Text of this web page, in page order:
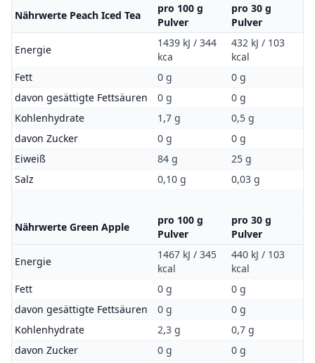
Nährwerte Peach Iced Tea
pro 100 g
Pulver
pro 30 g
Pulver
Energie
1439 kJ / 344
kca
432 kJ / 103
kcal
Fett
0 g
0 g
davon gesättigte Fettsäuren
0 g
0 g
Kohlenhydrate
1,7 g
0,5 g
davon Zucker
0 g
0 g
Eiweiß
84 g
25 g
Salz
0,10 g 0,03 g
Nährwerte Green Apple
pro 100 g
Pulver
pro 30 g
Pulver
Energie
1467 kJ / 345
kcal
440 kJ / 103
kcal
Fett
0 g
0 g
davon gesättigte Fettsäuren
0 g
0 g
Kohlenhydrate
2,3 g
0,7 g
davon Zucker
0 g
0 g